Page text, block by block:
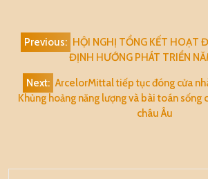
Điều
hướng
bài
viết
Previous: HỘI NGHỊ TỔNG KẾT HOẠT
ĐỊNH HƯỚNG PHÁT TRIỂN
Next: ArcelorMittal tiếp tục đóng cửa
Khủng hoảng năng lượng và bài toán sống
châu Âu